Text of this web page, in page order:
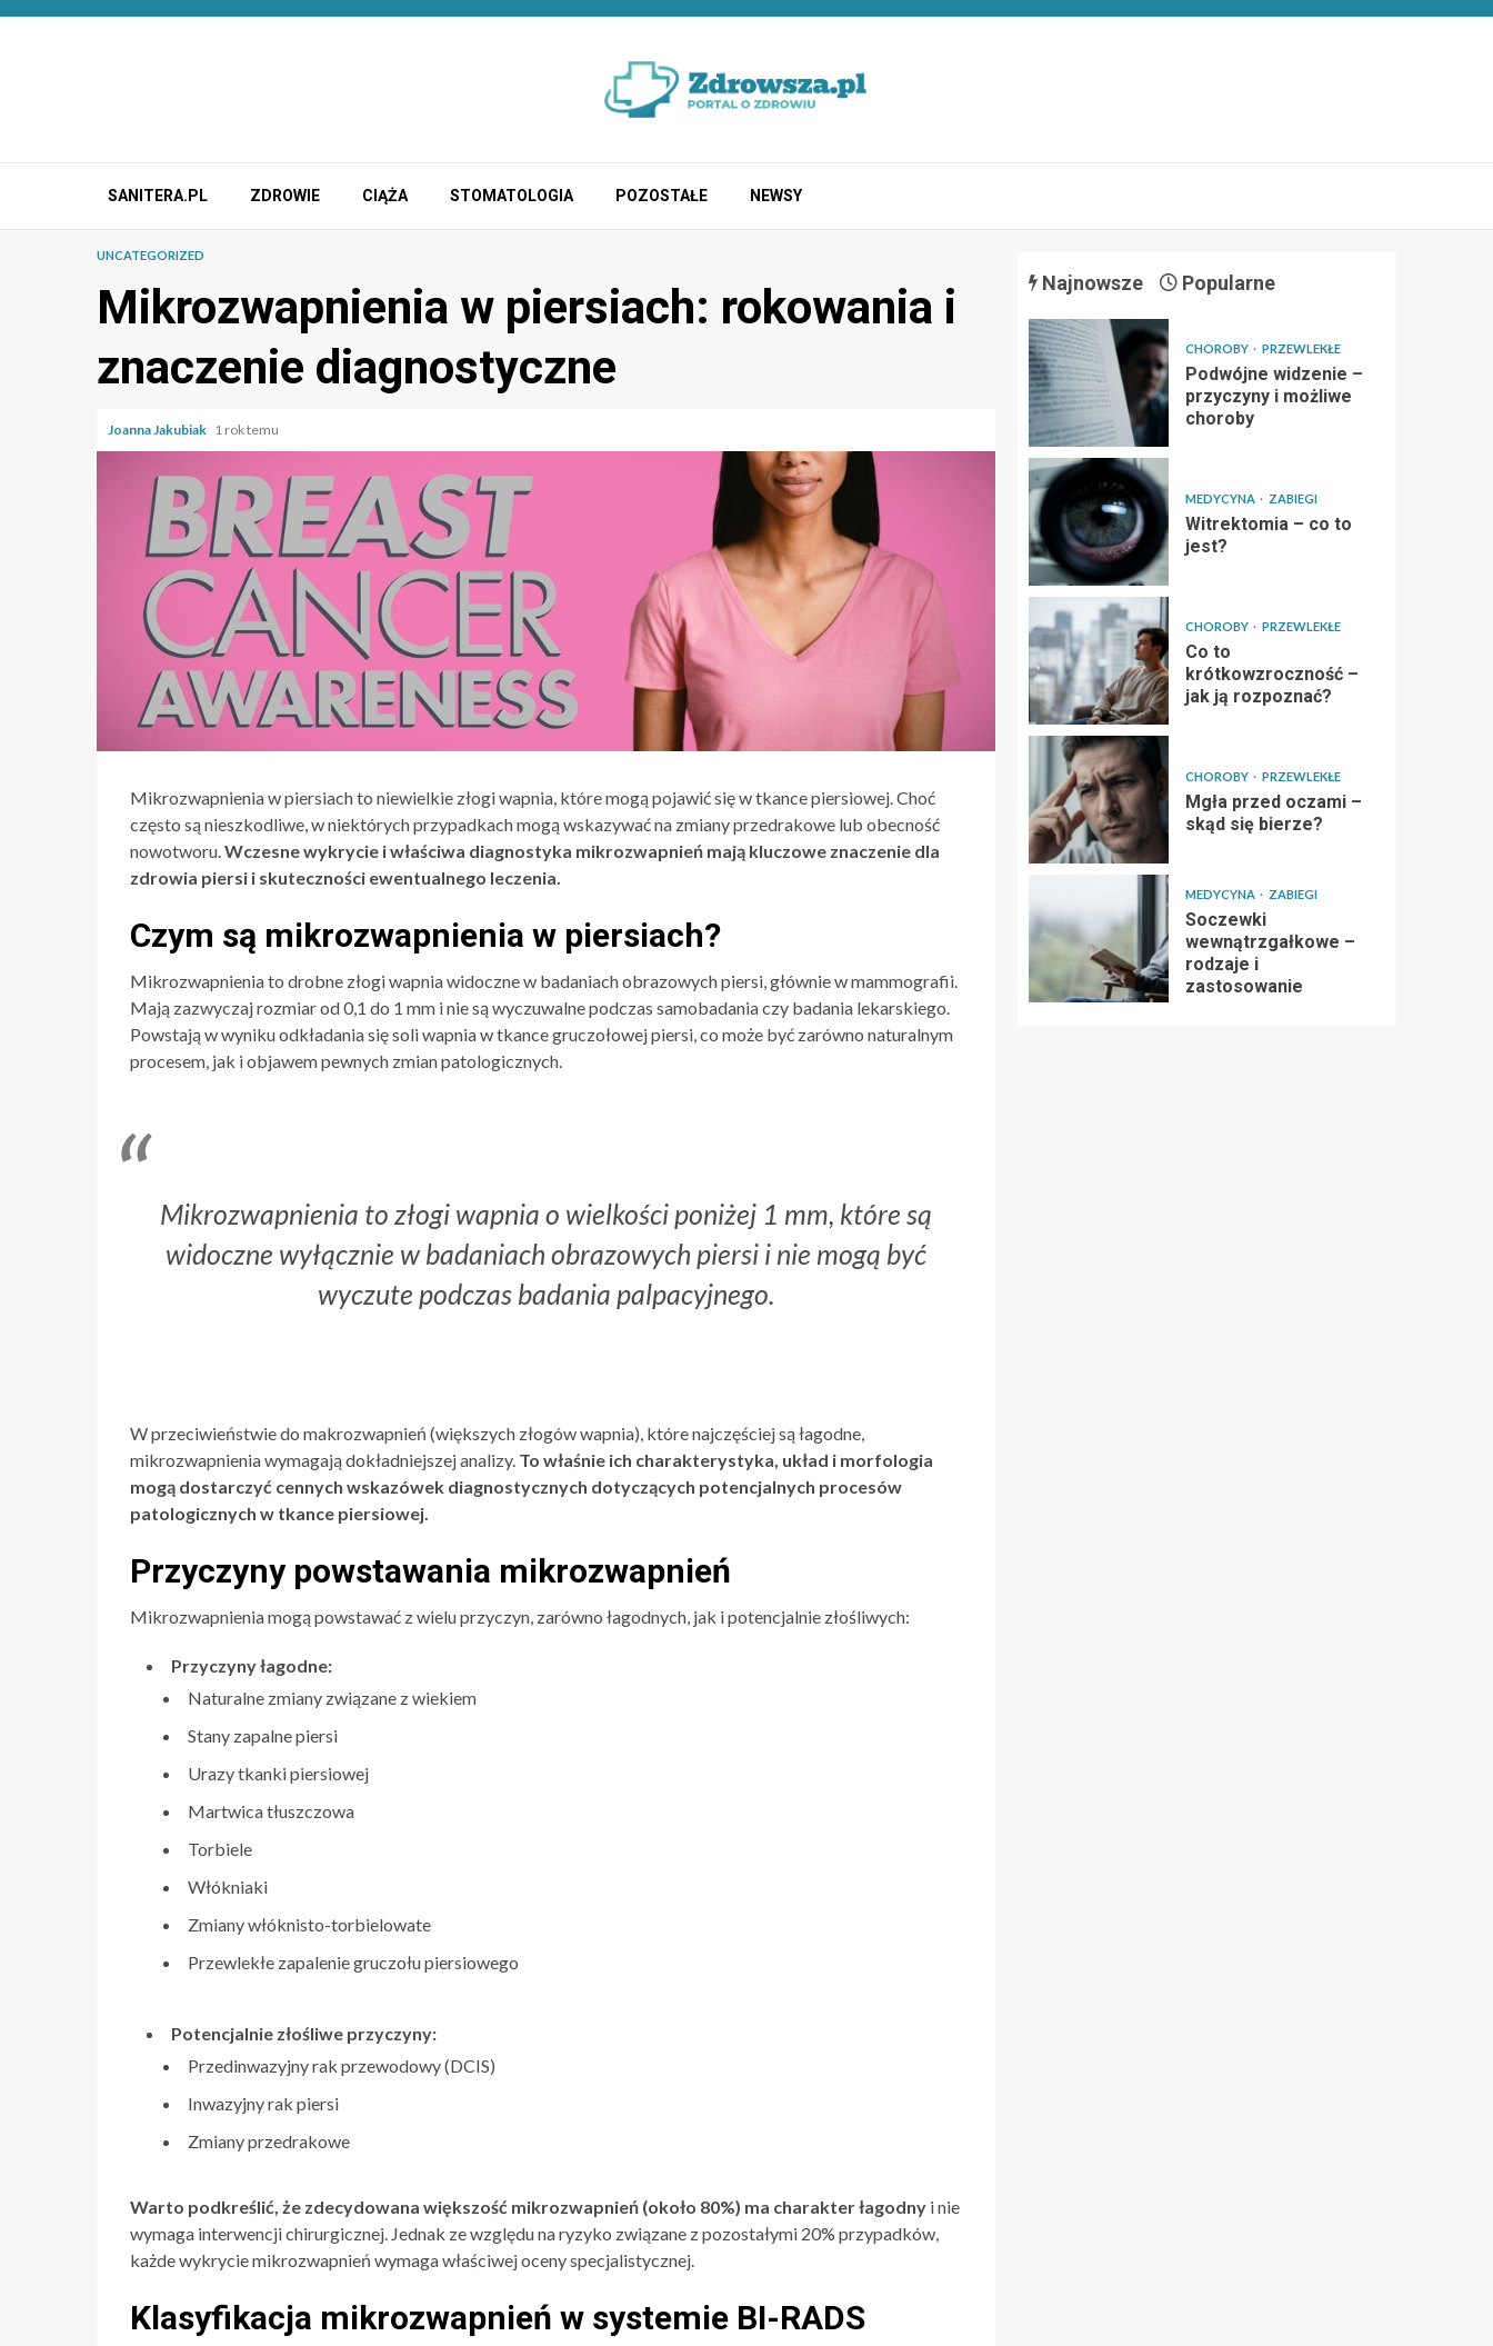
Przejdź
SANITERA.PL ZDROWIE CIĄŻA STOMATOLOGIA POZOSTAŁE NEWSY
UNCATEGORIZED
Mikrozwapnienia w piersiach: rokowania i
znaczenie diagnostyczne
Joanna Jakubiak 1 rok temu
Mikrozwapnienia w piersiach to niewielkie złogi wapnia, które mogą pojawić się w tkance piersiowej. Choć
często są nieszkodliwe, w niektórych przypadkach mogą wskazywać na zmiany przedrakowe lub obecność
nowotworu. Wczesne wykrycie i właściwa diagnostyka mikrozwapnień mają kluczowe znaczenie dla
zdrowia piersi i skuteczności ewentualnego leczenia.
Czym są mikrozwapnienia w piersiach?
Mikrozwapnienia to drobne złogi wapnia widoczne w badaniach obrazowych piersi, głównie w mammografii.
Mają zazwyczaj rozmiar od 0,1 do 1 mm i nie są wyczuwalne podczas samobadania czy badania lekarskiego.
Powstają w wyniku odkładania się soli wapnia w tkance gruczołowej piersi, co może być zarówno naturalnym
procesem, jak i objawem pewnych zmian patologicznych.
Mikrozwapnienia to złogi wapnia o wielkości poniżej 1 mm, które są
widoczne wyłącznie w badaniach obrazowych piersi i nie mogą być
wyczute podczas badania palpacyjnego.
W przeciwieństwie do makrozwapnień (większych złogów wapnia), które najczęściej są łagodne,
mikrozwapnienia wymagają dokładniejszej analizy. To właśnie ich charakterystyka, układ i morfologia
mogą dostarczyć cennych wskazówek diagnostycznych dotyczących potencjalnych procesów
patologicznych w tkance piersiowej.
Przyczyny powstawania mikrozwapnień
Mikrozwapnienia mogą powstawać z wielu przyczyn, zarówno łagodnych, jak i potencjalnie złośliwych:
Przyczyny łagodne:
Naturalne zmiany związane z wiekiem
Stany zapalne piersi
Urazy tkanki piersiowej
Martwica tłuszczowa
Torbiele
Włókniaki
Zmiany włóknisto-torbielowate
Przewlekłe zapalenie gruczołu piersiowego
Potencjalnie złośliwe przyczyny:
Przedinwazyjny rak przewodowy (DCIS)
Inwazyjny rak piersi
Zmiany przedrakowe
Warto podkreślić, że zdecydowana większość mikrozwapnień (około 80%) ma charakter łagodny i nie
wymaga interwencji chirurgicznej. Jednak ze względu na ryzyko związane z pozostałymi 20% przypadków,
każde wykrycie mikrozwapnień wymaga właściwej oceny specjalistycznej.
Klasyfikacja mikrozwapnień w systemie BI-RADS
Najnowsze Popularne
CHOROBY PRZEWLEKŁE
Podwójne widzenie –
przyczyny i możliwe
choroby
MEDYCYNA ZABIEGI
Witrektomia – co to
jest?
CHOROBY PRZEWLEKŁE
Co to
krótkowzroczność –
jak ją rozpoznać?
CHOROBY PRZEWLEKŁE
Mgła przed oczami –
skąd się bierze?
MEDYCYNA ZABIEGI
Soczewki
wewnątrzgałkowe –
rodzaje i
zastosowanie